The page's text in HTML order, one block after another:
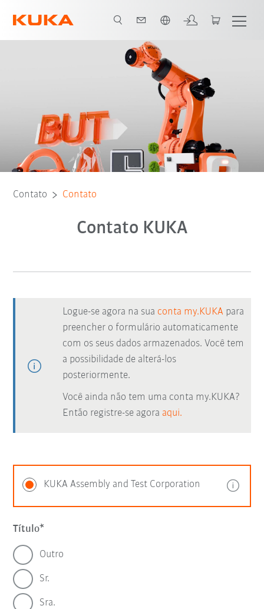
Contato Contato
Contato KUKA
Logue-se agora na sua conta my.KUKA para
preencher o formulário automaticamente
com os seus dados armazenados. Você tem
a possibilidade de alterá-los
posteriormente.
Você ainda não tem uma conta my.KUKA?
Então registre-se agora aqui.
KUKA Assembly and Test Corporation
Título
Outro
Sr.
Sra.